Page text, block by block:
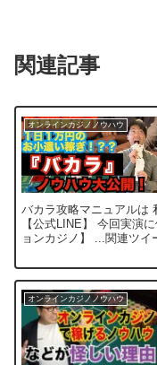
関連記事
オンラインカジノノウハウ
バカラ攻略マニュアルは
【公式LINE】 今回実演
ョンカジノ】 ...関連ツイ
オンラインカジノノウハウ